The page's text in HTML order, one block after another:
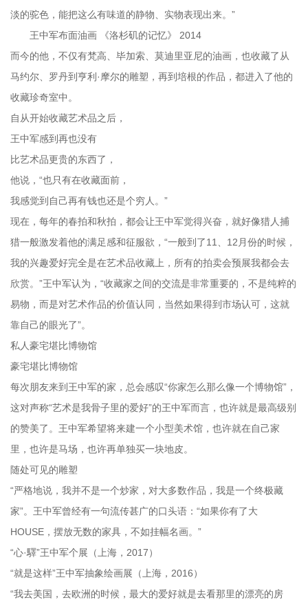
淡的驼色，能把这么有味道的静物、实物表现出来。”
王中军布面油画 《洛杉矶的记忆》 2014
而今的他，不仅有梵高、毕加索、莫迪里亚尼的油画，也收藏了从
马约尔、罗丹到亨利·摩尔的雕塑，再到培根的作品，都进入了他的
收藏珍奇室中。
自从开始收藏艺术品之后，
王中军感到再也没有
比艺术品更贵的东西了，
他说，“也只有在收藏面前，
我感觉到自己再有钱也还是个穷人。”
现在，每年的春拍和秋拍，都会让王中军觉得兴奋，就好像猎人捕
猎一般激发着他的满足感和征服欲，“一般到了11、12月份的时候，
我的兴趣爱好完全是在艺术品收藏上，所有的拍卖会预展我都会去
欣赏。”王中军认为，“收藏家之间的交流是非常重要的，不是纯粹的
易物，而是对艺术作品的价值认同，当然如果得到市场认可，这就
靠自己的眼光了”。
私人豪宅堪比博物馆
豪宅堪比博物馆
每次朋友来到王中军的家，总会感叹“你家怎么那么像一个博物馆”，
这对声称“艺术是我骨子里的爱好”的王中军而言，也许就是最高级别
的赞美了。王中军希望将来建一个小型美术馆，也许就在自己家
里，也许是马场，也许再单独买一块地皮。
随处可见的雕塑
“严格地说，我并不是一个炒家，对大多数作品，我是一个终极藏
家”。王中军曾经有一句流传甚广的口头语：“如果你有了大
HOUSE，摆放无数的家具，不如挂幅名画。”
“心·驛”王中军个展（上海，2017）
“就是这样”王中军抽象绘画展（上海，2016）
“我去美国，去欧洲的时候，最大的爱好就是去看那里的漂亮的房